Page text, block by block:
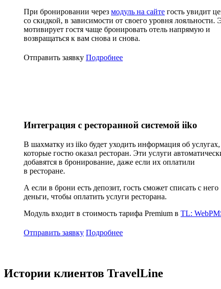
При бронировании через модуль на сайте гость увидит
со скидкой, в зависимости от своего уровня лояльности.
мотивирует гостя чаще бронировать отель напрямую и
возвращаться к вам снова и снова.
Отправить заявку Подробнее
Интеграция с ресторанной системой iiko
В шахматку из iiko будет уходить информация об услугах,
которые гостю оказал ресторан. Эти услуги
добавятся в бронирование, даже если их оплатили
в ресторане.
А если в брони есть депозит, гость сможет списать с него
деньги, чтобы оплатить услуги ресторана.
Модуль входит в стоимость тарифа Premium в TL:
Отправить заявку Подробнее
Истории клиентов TravelLine